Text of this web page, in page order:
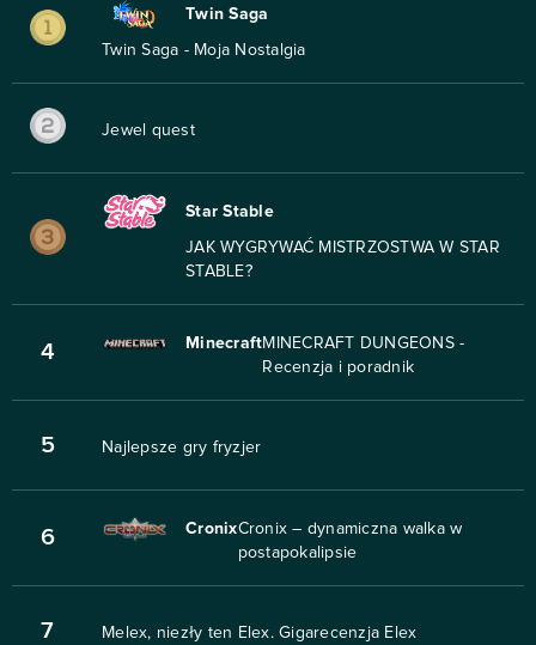
Twin Saga
Twin Saga - Moja Nostalgia
Jewel quest
Star Stable
JAK WYGRYWAĆ MISTRZOSTWA W STAR
STABLE?
4 MinecraftMINECRAFT DUNGEONS -
Recenzja i poradnik
5 Najlepsze gry fryzjer
6 CronixCronix – dynamiczna walka w
postapokalipsie
7 Melex, niezły ten Elex. Gigarecenzja Elex